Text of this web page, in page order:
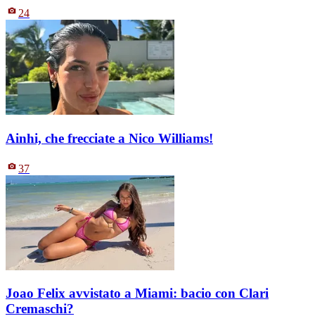
24
Ainhi, che frecciate a Nico Williams!
37
Joao Felix avvistato a Miami: bacio con Clari
Cremaschi?